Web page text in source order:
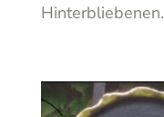
Hinterbliebenen.